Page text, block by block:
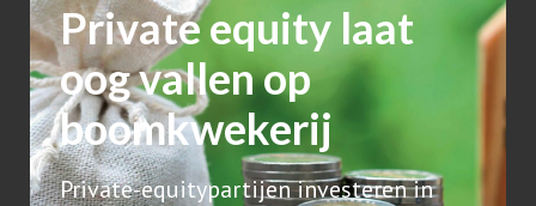
Private equity laat
oog vallen op
boomkwekerij
Private-equitypartijen investeren in